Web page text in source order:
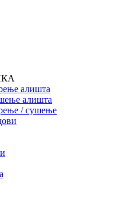
алишта
алишта
/ сушење